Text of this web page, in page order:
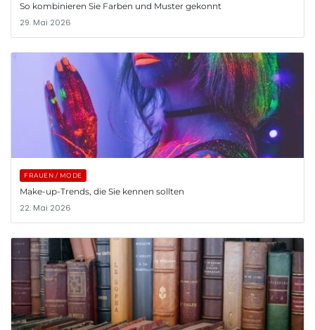
So kombinieren Sie Farben und Muster gekonnt
29. Mai 2026
FRAUEN / MODE
Make-up-Trends, die Sie kennen sollten
22. Mai 2026